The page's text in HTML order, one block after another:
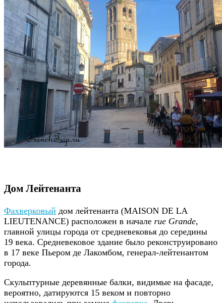
Дом Лейтенанта
Фахверковый дом лейтенанта (MAISON DE LA
LIEUTENANCE) расположен в начале rue Grande,
главной улицы города от средневековья до середины
19 века. Средневековое здание было реконструировано
в 17 веке Пьером де Лакомбом, генерал-лейтенантом
города.
Скульптурные деревянные балки, видимые на фасаде,
вероятно, датируются 15 веком и повторно